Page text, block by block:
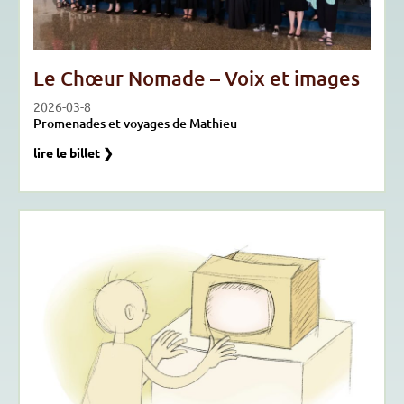
Le Chœur Nomade – Voix et images
2026-03-8
Promenades et voyages de Mathieu
lire le billet ❯